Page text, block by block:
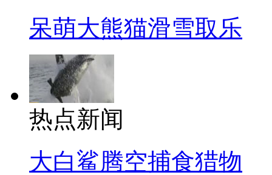
呆萌大熊猫滑雪取乐
热点新闻
大白鲨腾空捕食猎物